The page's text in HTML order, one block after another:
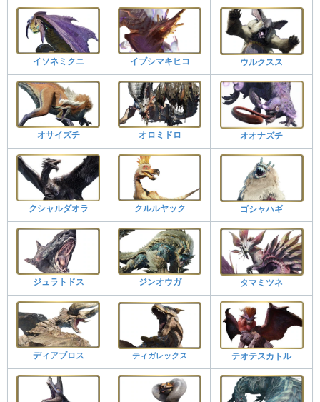
イソネミクニ イブシマキヒコ ウルクスス
オサイズチ オロミドロ オオナズチ
クシャルダオラ クルルヤック ゴシャハギ
ジュラトドス ジンオウガ タマミツネ
ディアブロス ティガレックス テオテスカトル